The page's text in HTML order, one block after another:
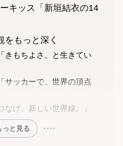
キッス「新垣結衣の14
をもっと深く
きもちよさ、と生きてい
サッカーで、世界の頂点
なげ、新しい世界線。」
っと見る